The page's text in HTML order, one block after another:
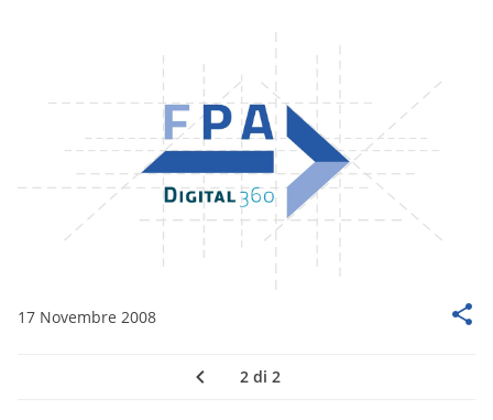
17 Novembre 2008
2 di 2